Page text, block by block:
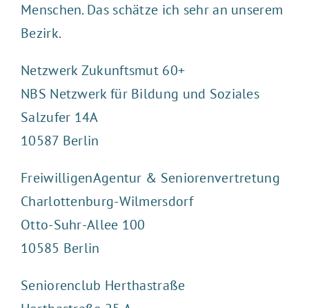
Menschen. Das schätze ich sehr an unserem
Bezirk.
Netzwerk Zukunftsmut 60+
NBS Netzwerk für Bildung und Soziales
Salzufer 14A
10587 Berlin
FreiwilligenAgentur & Seniorenvertretung
Charlottenburg-Wilmersdorf
Otto-Suhr-Allee 100
10585 Berlin
Seniorenclub Herthastraße